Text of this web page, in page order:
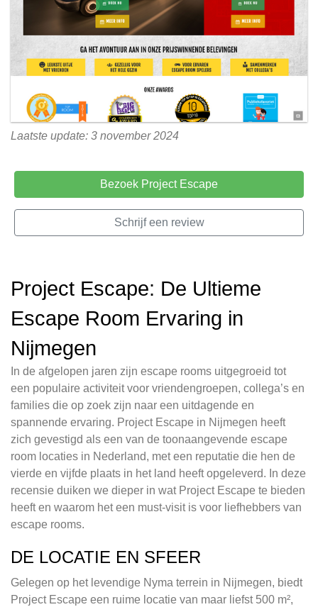
Laatste update: 3 november 2024
Bezoek Project Escape
Schrijf een review
Project Escape: De Ultieme
Escape Room Ervaring in
Nijmegen
In de afgelopen jaren zijn escape rooms uitgegroeid tot
een populaire activiteit voor vriendengroepen, collega’s en
families die op zoek zijn naar een uitdagende en
spannende ervaring. Project Escape in Nijmegen heeft
zich gevestigd als een van de toonaangevende escape
room locaties in Nederland, met een reputatie die hen de
vierde en vijfde plaats in het land heeft opgeleverd. In deze
recensie duiken we dieper in wat Project Escape te bieden
heeft en waarom het een must-visit is voor liefhebbers van
escape rooms.
DE LOCATIE EN SFEER
Gelegen op het levendige Nyma terrein in Nijmegen, biedt
Project Escape een ruime locatie van maar liefst 500 m²,